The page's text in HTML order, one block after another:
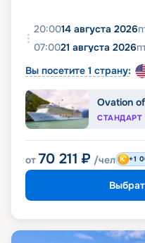
20:0014 августа 2026
07:0021 августа 2026
Вы посетите 1 страну:
Ovation
СТАНДАРТ
от 70 211 ₽ /чел +1